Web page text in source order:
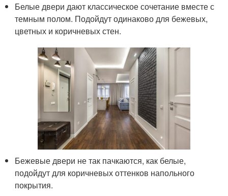
Белые двери дают классическое сочетание вместе с
темным полом. Подойдут одинаково для бежевых,
цветных и коричневых стен.
Бежевые двери не так пачкаются, как белые,
подойдут для коричневых оттенков напольного
покрытия.